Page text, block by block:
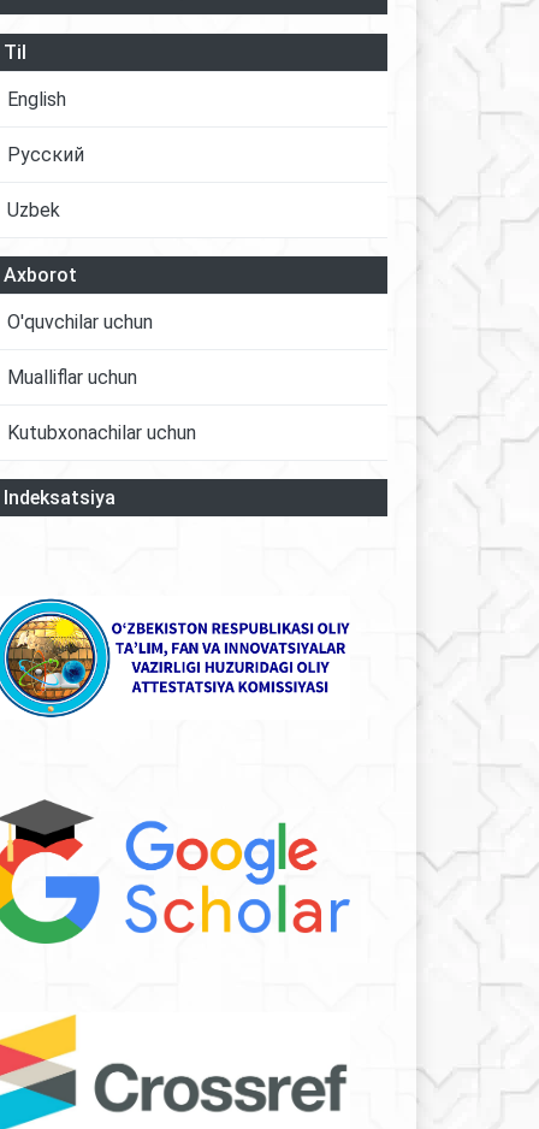
Til
English
Русский
Uzbek
Axborot
O'quvchilar uchun
Mualliflar uchun
Kutubxonachilar uchun
Indeksatsiya